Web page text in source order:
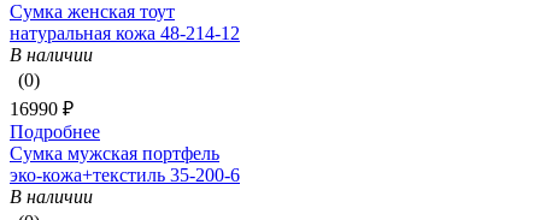
Сумка женская тоут
натуральная кожа 48-214-12
В наличии
(0)
16990 ₽
Подробнее
Сумка мужская портфель
эко-кожа+текстиль 35-200-6
В наличии